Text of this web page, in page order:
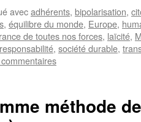
avecadhérents, bipolarisation,
, équilibre du monde, Europe,
de toutes nos forces, laïcité,
responsabilité, société durable,
méthode